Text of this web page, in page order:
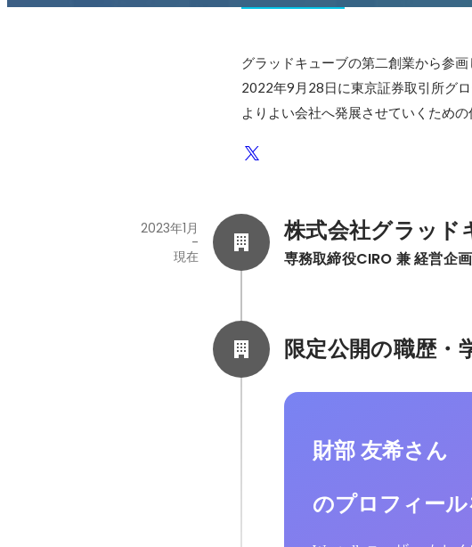
グラッドキューブの第二創業から参
2022年9月28日に東京証券取引所グ
よりよい会社へ発展させていくための
株式会社グラッド
専務取締役CIRO 兼 経営企
2023年1月
-
現在
限定公開の職歴・
財部 友希さん
のプロフィー